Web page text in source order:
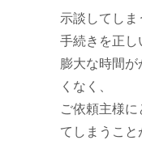
示談してしま
手続きを正し
膨大な時間
くなく、
ご依頼主様
てしまうこと